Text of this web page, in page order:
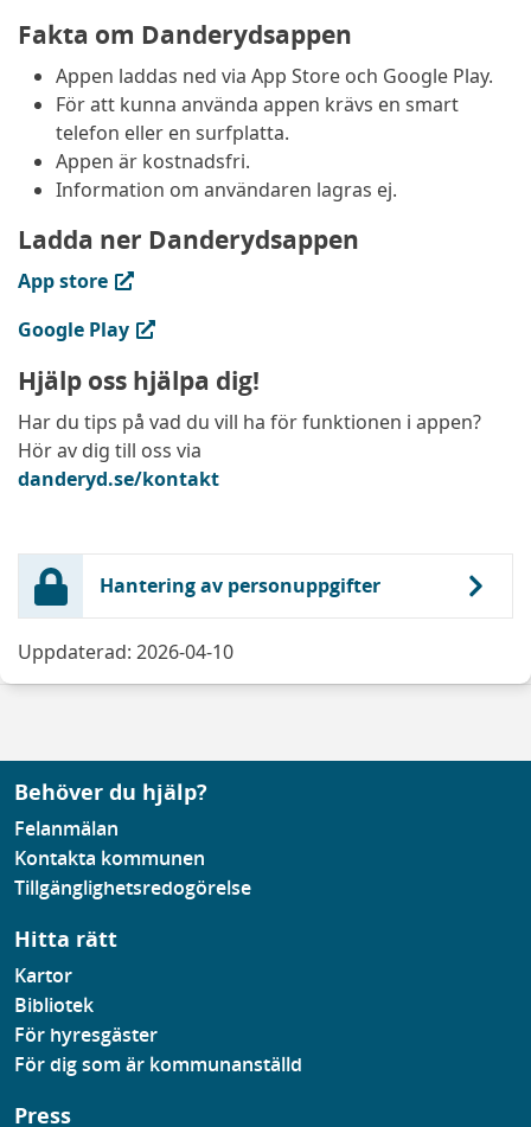
Fakta om Danderydsappen
Appen laddas ned via App Store och Google Play.
För att kunna använda appen krävs en smart
telefon eller en surfplatta.
Appen är kostnadsfri.
Information om användaren lagras ej.
Ladda ner Danderydsappen
App store
(extern länk, öppnas i ny flik)
Google Play
(extern länk, öppnas i ny flik)
Hjälp oss hjälpa dig!
Har du tips på vad du vill ha för funktionen i appen?
Hör av dig till oss via
danderyd.se/kontakt
Hantering av personuppgifter
Uppdaterad: 2026-04-10
Behöver du hjälp?
Felanmälan
Kontakta kommunen
Tillgänglighetsredogörelse
Hitta rätt
Kartor
Bibliotek
För hyresgäster
För dig som är kommunanställd
Press